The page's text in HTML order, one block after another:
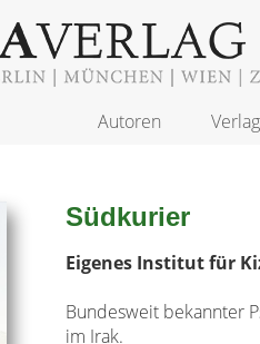
Autoren
Südkurier
Eigenes Institut für
Bundesweit bekannter
im Irak.